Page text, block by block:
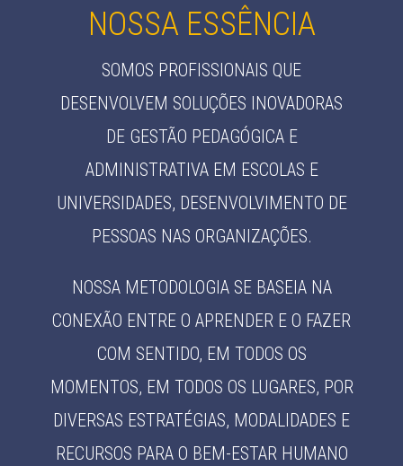
NOSSA ESSÊNCIA
SOMOS PROFISSIONAIS QUE
DESENVOLVEM SOLUÇÕES INOVADORAS
DE GESTÃO PEDAGÓGICA E
ADMINISTRATIVA EM ESCOLAS E
UNIVERSIDADES, DESENVOLVIMENTO DE
PESSOAS NAS ORGANIZAÇÕES.
NOSSA METODOLOGIA SE BASEIA NA
CONEXÃO ENTRE O APRENDER E O FAZER
COM SENTIDO, EM TODOS OS
MOMENTOS, EM TODOS OS LUGARES, POR
DIVERSAS ESTRATÉGIAS, MODALIDADES E
RECURSOS PARA O BEM-ESTAR HUMANO